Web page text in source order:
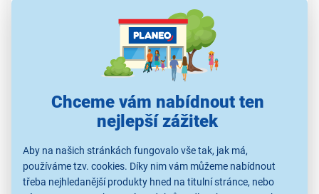
Chceme vám nabídnout ten
nejlepší zážitek
Aby na našich stránkách fungovalo vše tak, jak má,
používáme tzv. cookies. Díky nim vám můžeme nabídnout
třeba nejhledanější produkty hned na titulní stránce, nebo
optimální výkon: 1 100 až 3 500 otáček
funkce šlehání (až 150 ml)
funkce míchání (až 300 ml)
LED indikátor provozu
chladný na dotek